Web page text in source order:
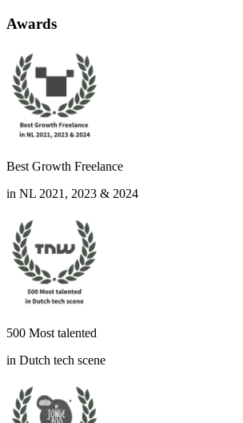
Awards
Best Growth Freelance
in NL 2021, 2023 & 2024
500 Most talented
in Dutch tech scene